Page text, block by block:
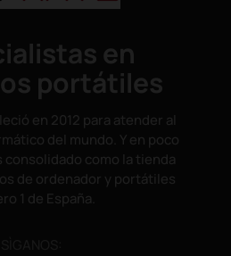
en
portátiles
en 2012 para atender al
del mundo. Y en poco
como la tienda
de ordenador y portátiles
1 de España.